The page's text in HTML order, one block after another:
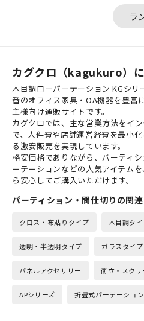
ラ
カグクロ（kagukuro）
木目調ローパーテーション KGシリ
番のオフィス家具・OA機器を豊富
主様向け通販サイトです。
カグクロでは、主な営業方法をイ
で、人件費や店舗運営経費を最小
る激安販売を実現しています。
格安価格でありながら、パーティ
ーテーションなどの人気アイテム
ら安心してご購入いただけます。
パーティション・間仕切りの関
クロス・布貼りタイプ 木目調タ
透明・半透明タイプ ガラスタイプ
パネルアクセサリー 衝立・スクリ
APシリーズ 折畳式パーテーション